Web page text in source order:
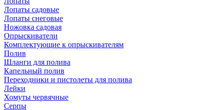
Лопаты садовые
Лопаты снеговые
Ножовка садовая
Опрыскиватели
Комплектующие к опрыскивателям
Полив
Шланги для полива
Капельный полив
Переходники и пистолеты для полива
Лейки
Хомуты червячные
Серпы